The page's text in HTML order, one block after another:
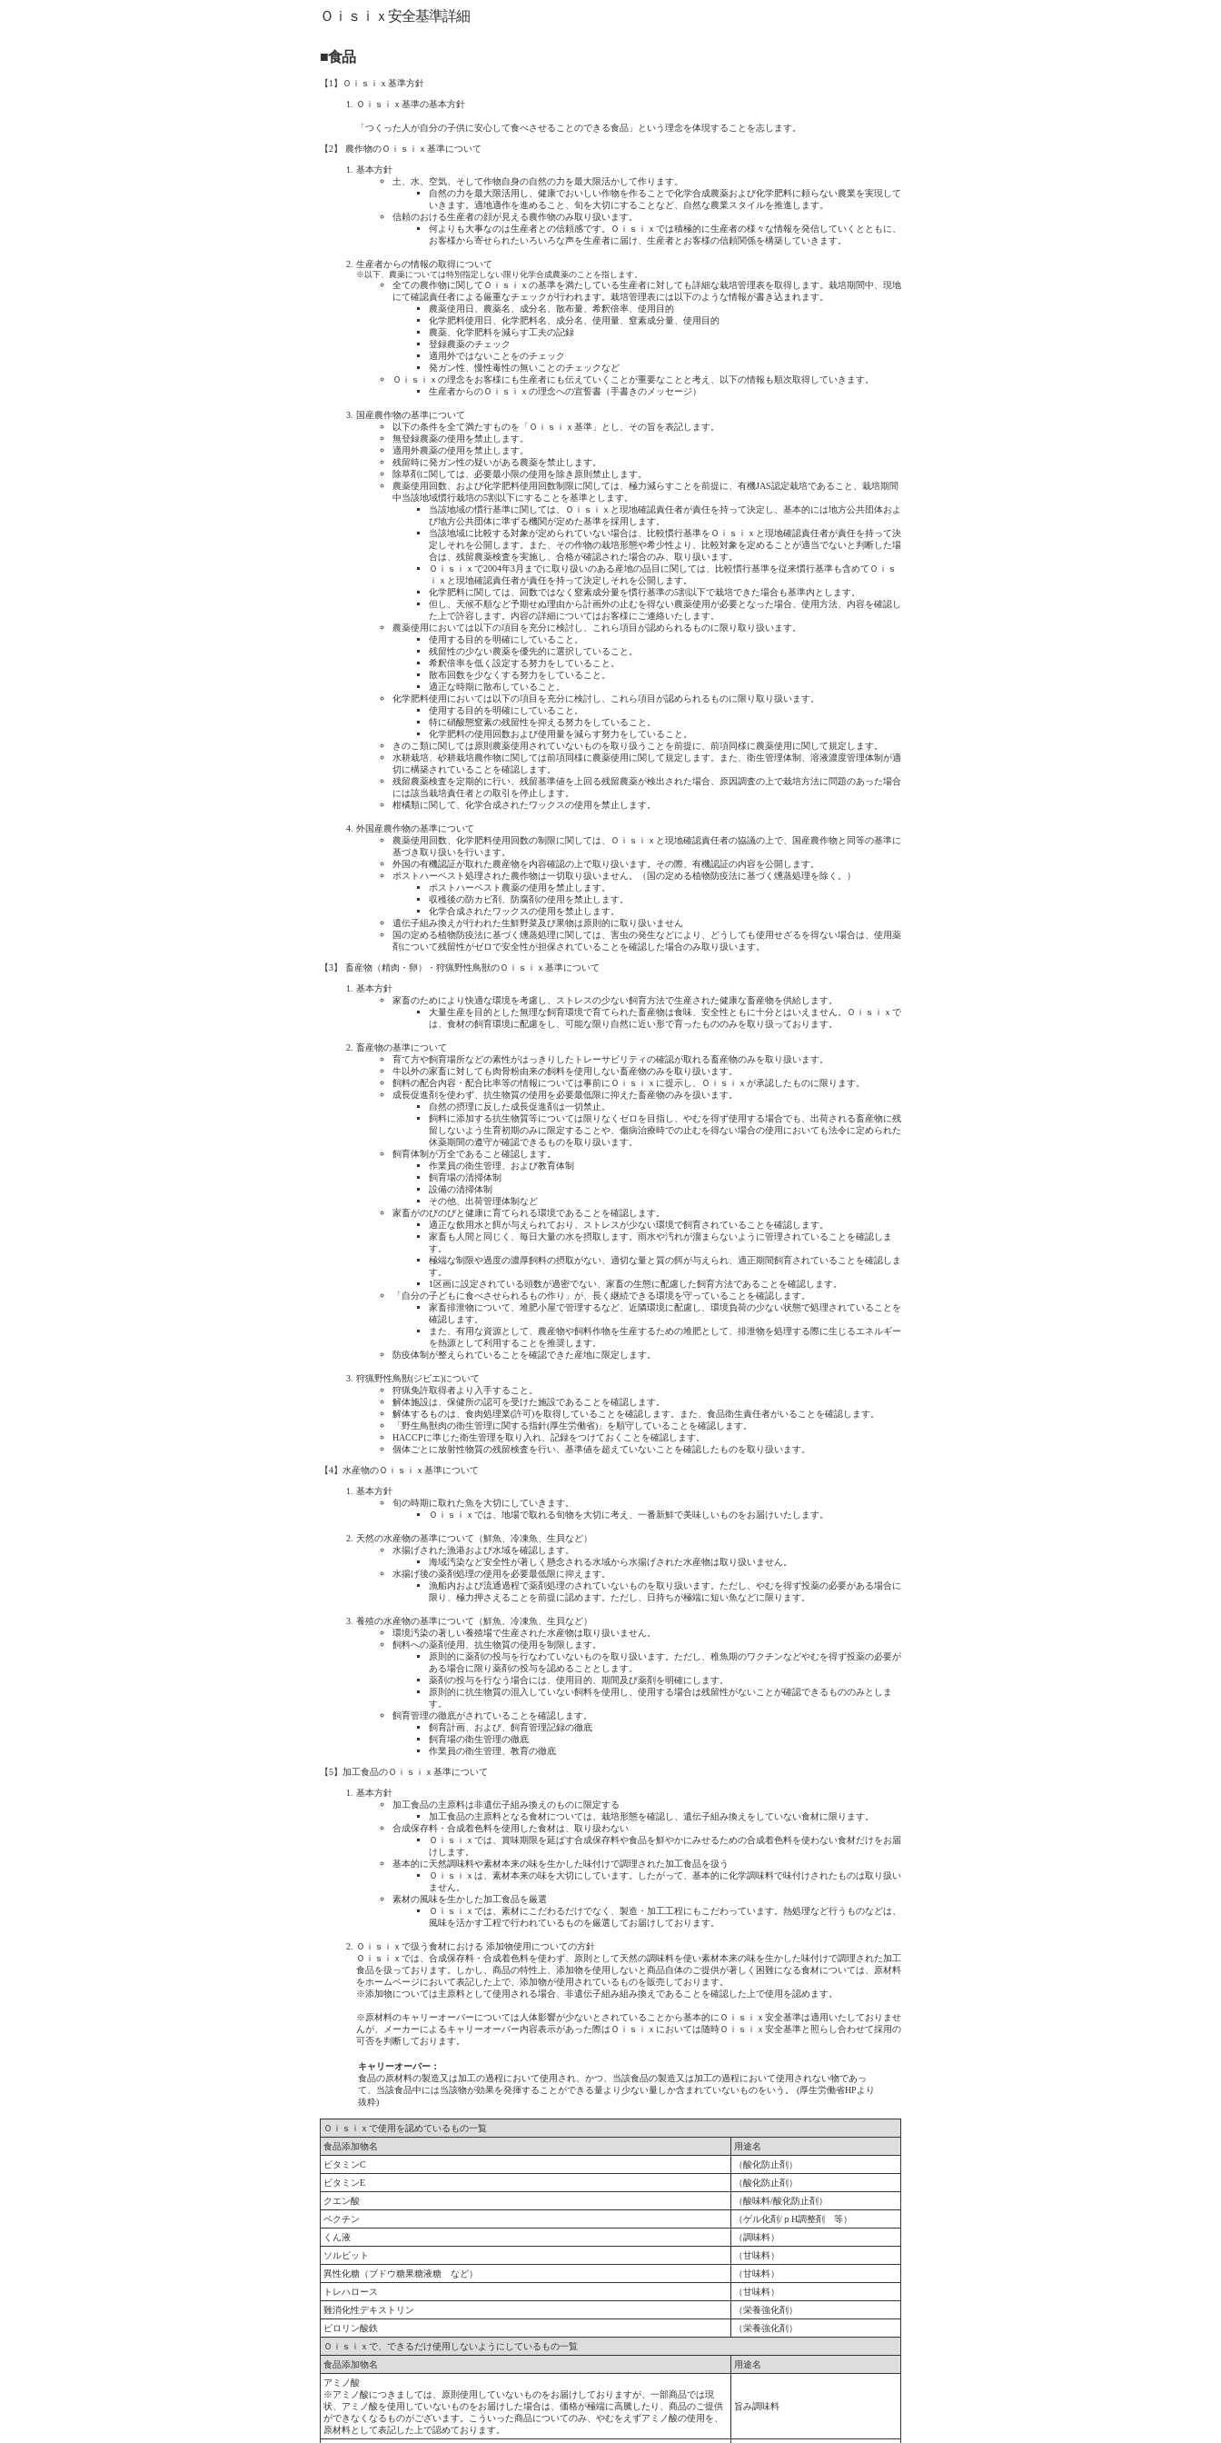
Ｏｉｓｉｘ安全基準詳細
■食品
【1】Ｏｉｓｉｘ基準方針
Ｏｉｓｉｘ基準の基本方針
「つくった人が自分の子供に安心して食べさせることのできる食品」という理念を体現することを志します。
【2】 農作物のＯｉｓｉｘ基準について
基本方針
土、水、空気、そして作物自身の自然の力を最大限活かして作ります。
自然の力を最大限活用し、健康でおいしい作物を作ることで化学合成農薬および化学肥料に頼らない農業を実現して
いきます。適地適作を進めること、旬を大切にすることなど、自然な農業スタイルを推進します。
信頼のおける生産者の顔が見える農作物のみ取り扱います。
何よりも大事なのは生産者との信頼感です。Ｏｉｓｉｘでは積極的に生産者の様々な情報を発信していくとともに、
お客様から寄せられたいろいろな声を生産者に届け、生産者とお客様の信頼関係を構築していきます。
生産者からの情報の取得について
※以下、農薬については特別指定しない限り化学合成農薬のことを指します。
全ての農作物に関してＯｉｓｉｘの基準を満たしている生産者に対しても詳細な栽培管理表を取得します。栽培期間中、現地
にて確認責任者による厳重なチェックが行われます。栽培管理表には以下のような情報が書き込まれます。
農薬使用日、農薬名、成分名、散布量、希釈倍率、使用目的
化学肥料使用日、化学肥料名、成分名、使用量、窒素成分量、使用目的
農薬、化学肥料を減らす工夫の記録
登録農薬のチェック
適用外ではないことをのチェック
発ガン性、慢性毒性の無いことのチェックなど
Ｏｉｓｉｘの理念をお客様にも生産者にも伝えていくことが重要なことと考え、以下の情報も順次取得していきます。
生産者からのＯｉｓｉｘの理念への宣誓書（手書きのメッセージ）
国産農作物の基準について
以下の条件を全て満たすものを「Ｏｉｓｉｘ基準」とし、その旨を表記します。
無登録農薬の使用を禁止します。
適用外農薬の使用を禁止します。
残留時に発ガン性の疑いがある農薬を禁止します。
除草剤に関しては、必要最小限の使用を除き原則禁止します。
農薬使用回数、および化学肥料使用回数制限に関しては、極力減らすことを前提に、有機JAS認定栽培であること、栽培期間
中当該地域慣行栽培の5割以下にすることを基準とします。
当該地域の慣行基準に関しては、Ｏｉｓｉｘと現地確認責任者が責任を持って決定し、基本的には地方公共団体およ
び地方公共団体に準ずる機関が定めた基準を採用します。
当該地域に比較する対象が定められていない場合は、比較慣行基準をＯｉｓｉｘと現地確認責任者が責任を持って決
定しそれを公開します。また、その作物の栽培形態や希少性より、比較対象を定めることが適当でないと判断した場
合は、残留農薬検査を実施し、合格が確認された場合のみ、取り扱います。
Ｏｉｓｉｘで2004年3月までに取り扱いのある産地の品目に関しては、比較慣行基準を従来慣行基準も含めてＯｉｓ
ｉｘと現地確認責任者が責任を持って決定しそれを公開します。
化学肥料に関しては、回数ではなく窒素成分量を慣行基準の5割以下で栽培できた場合も基準内とします。
但し、天候不順など予期せぬ理由から計画外の止むを得ない農薬使用が必要となった場合、使用方法、内容を確認し
た上で許容します。内容の詳細についてはお客様にご連絡いたします。
農薬使用においては以下の項目を充分に検討し、これら項目が認められるものに限り取り扱います。
使用する目的を明確にしていること。
残留性の少ない農薬を優先的に選択していること。
希釈倍率を低く設定する努力をしていること。
散布回数を少なくする努力をしていること。
適正な時期に散布していること。
化学肥料使用においては以下の項目を充分に検討し、これら項目が認められるものに限り取り扱います。
使用する目的を明確にしていること。
特に硝酸態窒素の残留性を抑える努力をしていること。
化学肥料の使用回数および使用量を減らす努力をしていること。
きのこ類に関しては原則農薬使用されていないものを取り扱うことを前提に、前項同様に農薬使用に関して規定します。
水耕栽培、砂耕栽培農作物に関しては前項同様に農薬使用に関して規定します。また、衛生管理体制、溶液濃度管理体制が適
切に構築されていることを確認します。
残留農薬検査を定期的に行い、残留基準値を上回る残留農薬が検出された場合、原因調査の上で栽培方法に問題のあった場合
には該当栽培責任者との取引を停止します。
柑橘類に関して、化学合成されたワックスの使用を禁止します。
外国産農作物の基準について
農薬使用回数、化学肥料使用回数の制限に関しては、Ｏｉｓｉｘと現地確認責任者の協議の上で、国産農作物と同等の基準に
基づき取り扱いを行います。
外国の有機認証が取れた農産物を内容確認の上で取り扱います。その際、有機認証の内容を公開します。
ポストハーベスト処理された農作物は一切取り扱いません。（国の定める植物防疫法に基づく燻蒸処理を除く。）
ポストハーベスト農薬の使用を禁止します。
収穫後の防カビ剤、防腐剤の使用を禁止します。
化学合成されたワックスの使用を禁止します。
遺伝子組み換えが行われた生鮮野菜及び果物は原則的に取り扱いません
国の定める植物防疫法に基づく燻蒸処理に関しては、害虫の発生などにより、どうしても使用せざるを得ない場合は、使用薬
剤について残留性がゼロで安全性が担保されていることを確認した場合のみ取り扱います。
【3】 畜産物（精肉・卵）・狩猟野性鳥獣のＯｉｓｉｘ基準について
基本方針
家畜のためにより快適な環境を考慮し、ストレスの少ない飼育方法で生産された健康な畜産物を供給します。
大量生産を目的とした無理な飼育環境で育てられた畜産物は食味、安全性ともに十分とはいえません。Ｏｉｓｉｘで
は、食材の飼育環境に配慮をし、可能な限り自然に近い形で育ったもののみを取り扱っております。
畜産物の基準について
育て方や飼育場所などの素性がはっきりしたトレーサビリティの確認が取れる畜産物のみを取り扱います。
牛以外の家畜に対しても肉骨粉由来の飼料を使用しない畜産物のみを取り扱います。
飼料の配合内容・配合比率等の情報については事前にＯｉｓｉｘに提示し、Ｏｉｓｉｘが承認したものに限ります。
成長促進剤を使わず、抗生物質の使用を必要最低限に抑えた畜産物のみを扱います。
自然の摂理に反した成長促進剤は一切禁止。
飼料に添加する抗生物質等については限りなくゼロを目指し、やむを得ず使用する場合でも、出荷される畜産物に残
留しないよう生育初期のみに限定することや、傷病治療時での止むを得ない場合の使用においても法令に定められた
休薬期間の遵守が確認できるものを取り扱います。
飼育体制が万全であること確認します。
作業員の衛生管理、および教育体制
飼育場の清掃体制
設備の清掃体制
その他、出荷管理体制など
家畜がのびのびと健康に育てられる環境であることを確認します。
適正な飲用水と餌が与えられており、ストレスが少ない環境で飼育されていることを確認します。
家畜も人間と同じく、毎日大量の水を摂取します。雨水や汚れが溜まらないように管理されていることを確認しま
す。
極端な制限や過度の濃厚飼料の摂取がない、適切な量と質の餌が与えられ、適正期間飼育されていることを確認しま
す。
1区画に設定されている頭数が過密でない、家畜の生態に配慮した飼育方法であることを確認します。
「自分の子どもに食べさせられるもの作り」が、長く継続できる環境を守っていることを確認します。
家畜排泄物について、堆肥小屋で管理するなど、近隣環境に配慮し、環境負荷の少ない状態で処理されていることを
確認します。
また、有用な資源として、農産物や飼料作物を生産するための堆肥として、排泄物を処理する際に生じるエネルギー
を熱源として利用することを推奨します。
防疫体制が整えられていることを確認できた産地に限定します。
狩猟野性鳥獣(ジビエ)について
狩猟免許取得者より入手すること。
解体施設は、保健所の認可を受けた施設であることを確認します。
解体するものは、食肉処理業(許可)を取得していることを確認します。また、食品衛生責任者がいることを確認します。
「野生鳥獣肉の衛生管理に関する指針(厚生労働省)」を順守していることを確認します。
HACCPに準じた衛生管理を取り入れ、記録をつけておくことを確認します。
個体ごとに放射性物質の残留検査を行い、基準値を超えていないことを確認したものを取り扱います。
【4】水産物のＯｉｓｉｘ基準について
基本方針
旬の時期に取れた魚を大切にしていきます。
Ｏｉｓｉｘでは、地場で取れる旬物を大切に考え、一番新鮮で美味しいものをお届けいたします。
天然の水産物の基準について（鮮魚、冷凍魚、生貝など）
水揚げされた漁港および水域を確認します。
海域汚染など安全性が著しく懸念される水域から水揚げされた水産物は取り扱いません。
水揚げ後の薬剤処理の使用を必要最低限に抑えます。
漁船内および流通過程で薬剤処理のされていないものを取り扱います。ただし、やむを得ず投薬の必要がある場合に
限り、極力押さえることを前提に認めます。ただし、日持ちが極端に短い魚などに限ります。
養殖の水産物の基準について（鮮魚、冷凍魚、生貝など）
環境汚染の著しい養殖場で生産された水産物は取り扱いません。
飼料への薬剤使用、抗生物質の使用を制限します。
原則的に薬剤の投与を行なわていないものを取り扱います。ただし、稚魚期のワクチンなどやむを得ず投薬の必要が
ある場合に限り薬剤の投与を認めることとします。
薬剤の投与を行なう場合には、使用目的、期間及び薬剤を明確にします。
原則的に抗生物質の混入していない飼料を使用し、使用する場合は残留性がないことが確認できるもののみとしま
す。
飼育管理の徹底がされていることを確認します。
飼育計画、および、飼育管理記録の徹底
飼育場の衛生管理の徹底
作業員の衛生管理、教育の徹底
【5】加工食品のＯｉｓｉｘ基準について
基本方針
加工食品の主原料は非遺伝子組み換えのものに限定する
加工食品の主原料となる食材については、栽培形態を確認し、遺伝子組み換えをしていない食材に限ります。
合成保存料・合成着色料を使用した食材は、取り扱わない
Ｏｉｓｉｘでは、賞味期限を延ばす合成保存料や食品を鮮やかにみせるための合成着色料を使わない食材だけをお届
けします。
基本的に天然調味料や素材本来の味を生かした味付けで調理された加工食品を扱う
Ｏｉｓｉｘは、素材本来の味を大切にしています。したがって、基本的に化学調味料で味付けされたものは取り扱い
ません。
素材の風味を生かした加工食品を厳選
Ｏｉｓｉｘでは、素材にこだわるだけでなく、製造・加工工程にもこだわっています。熱処理など行うものなどは、
風味を活かす工程で行われているものを厳選してお届けしております。
Ｏｉｓｉｘで扱う食材における 添加物使用についての方針
Ｏｉｓｉｘでは、合成保存料・合成着色料を使わず、原則として天然の調味料を使い素材本来の味を生かした味付けで調理された加工
食品を扱っております。しかし、商品の特性上、添加物を使用しないと商品自体のご提供が著しく困難になる食材については、原材料
をホームページにおいて表記した上で、添加物が使用されているものを販売しております。
※添加物については主原料として使用される場合、非遺伝子組み組み換えであることを確認した上で使用を認めます。
※原材料のキャリーオーバーについては人体影響が少ないとされていることから基本的にＯｉｓｉｘ安全基準は適用いたしておりませ
んが、メーカーによるキャリーオーバー内容表示があった際はＯｉｓｉｘにおいては随時Ｏｉｓｉｘ安全基準と照らし合わせて採用の
可否を判断しております。
キャリーオーバー：
食品の原材料の製造又は加工の過程において使用され、かつ、当該食品の製造又は加工の過程において使用されない物であっ
て、当該食品中には当該物が効果を発揮することができる量より少ない量しか含まれていないものをいう。 (厚生労働省HPより
抜粋)
Ｏｉｓｉｘで使用を認めているもの一覧
食品添加物名
用途名
ビタミンC
（酸化防止剤）
ビタミンE
（酸化防止剤）
クエン酸
（酸味料/酸化防止剤）
ペクチン
（ゲル化剤/ｐH調整剤 等）
くん液
（調味料）
ソルビット
（甘味料）
異性化糖（ブドウ糖果糖液糖 など）
（甘味料）
トレハロース
（甘味料）
難消化性デキストリン
（栄養強化剤）
ピロリン酸鉄
（栄養強化剤）
Ｏｉｓｉｘで、できるだけ使用しないようにしているもの一覧
食品添加物名
用途名
アミノ酸
※アミノ酸につきましては、原則使用していないものをお届けしておりますが、一部商品では現
状、アミノ酸を使用していないものをお届けした場合は、価格が極端に高騰したり、商品のご提供
ができなくなるものがございます。こういった商品についてのみ、やむをえずアミノ酸の使用を、
原材料として表記した上で認めております。
旨み調味料